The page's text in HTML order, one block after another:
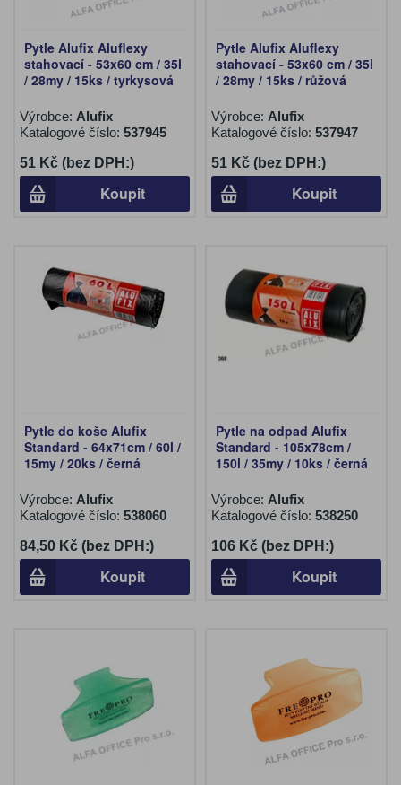
Pytle Alufix Aluflexy
stahovací - 53x60 cm / 35l
/ 28my / 15ks / tyrkysová
Výrobce: Alufix
Katalogové číslo: 537945
51 Kč (bez DPH:)
Koupit
Pytle Alufix Aluflexy
stahovací - 53x60 cm / 35l
/ 28my / 15ks / růžová
Výrobce: Alufix
Katalogové číslo: 537947
51 Kč (bez DPH:)
Koupit
Pytle do koše Alufix
Standard - 64x71cm / 60l /
15my / 20ks / černá
Výrobce: Alufix
Katalogové číslo: 538060
84,50 Kč (bez DPH:)
Koupit
Pytle na odpad Alufix
Standard - 105x78cm /
150l / 35my / 10ks / černá
Výrobce: Alufix
Katalogové číslo: 538250
106 Kč (bez DPH:)
Koupit